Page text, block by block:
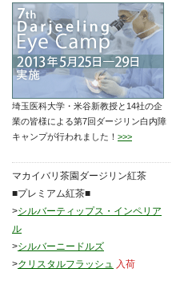
埼玉医科大学・米谷新教授と14社の企
業の皆様による第7回ダージリン白内障
キャンプが行われました！ >>>
マカイバリ茶園ダージリン紅茶
■プレミアム紅茶■
>シルバーティップス・インペリア
ル
>シルバーニードルズ
>クリスタルフラッシュ 入荷